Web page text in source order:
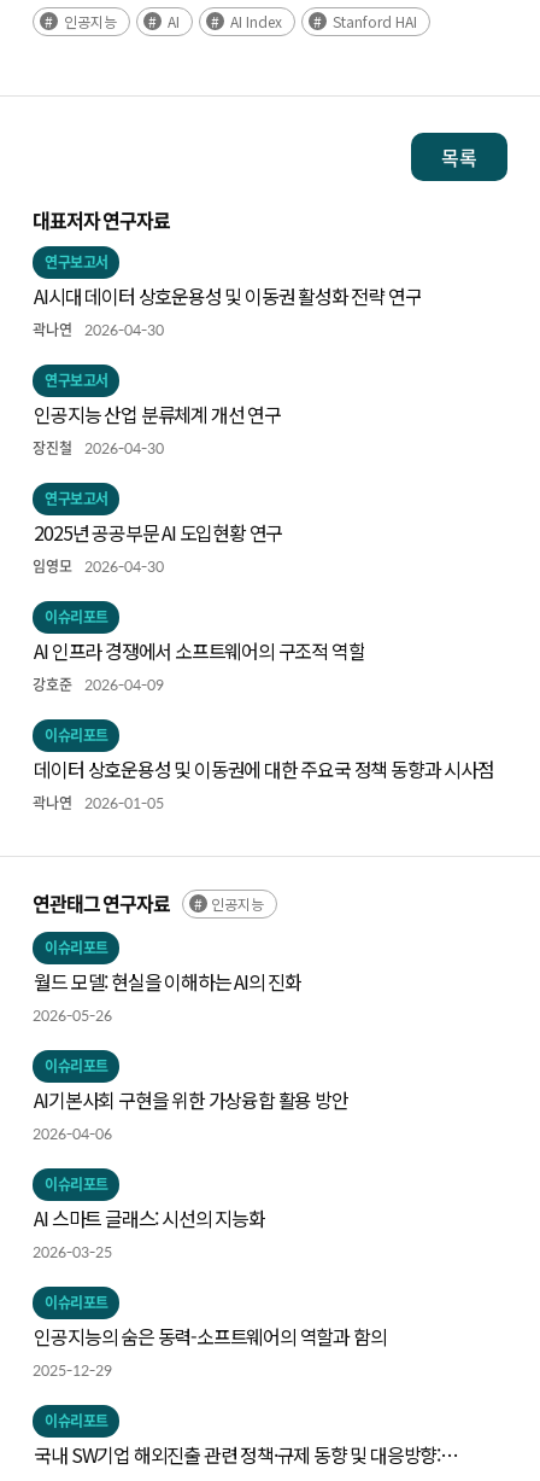
인공지능 AI AI Index Stanford HAI
목록
대표저자 연구자료
연구보고서
AI시대 데이터 상호운용성 및 이동권 활성화 전략 연구
곽나연 2026-04-30
연구보고서
인공지능 산업 분류체계 개선 연구
장진철 2026-04-30
연구보고서
2025년 공공부문 AI 도입현황 연구
임영모 2026-04-30
이슈리포트
AI 인프라 경쟁에서 소프트웨어의 구조적 역할
강호준 2026-04-09
이슈리포트
데이터 상호운용성 및 이동권에 대한 주요국 정책 동향과 시사점
곽나연 2026-01-05
연관태그 연구자료 인공지능
이슈리포트
월드 모델: 현실을 이해하는 AI의 진화
2026-05-26
이슈리포트
AI기본사회 구현을 위한 가상융합 활용 방안
2026-04-06
이슈리포트
AI 스마트 글래스: 시선의 지능화
2026-03-25
이슈리포트
인공지능의 숨은 동력-소프트웨어의 역할과 함의
2025-12-29
이슈리포트
국내 SW기업 해외진출 관련 정책·규제 동향 및 대응방향: